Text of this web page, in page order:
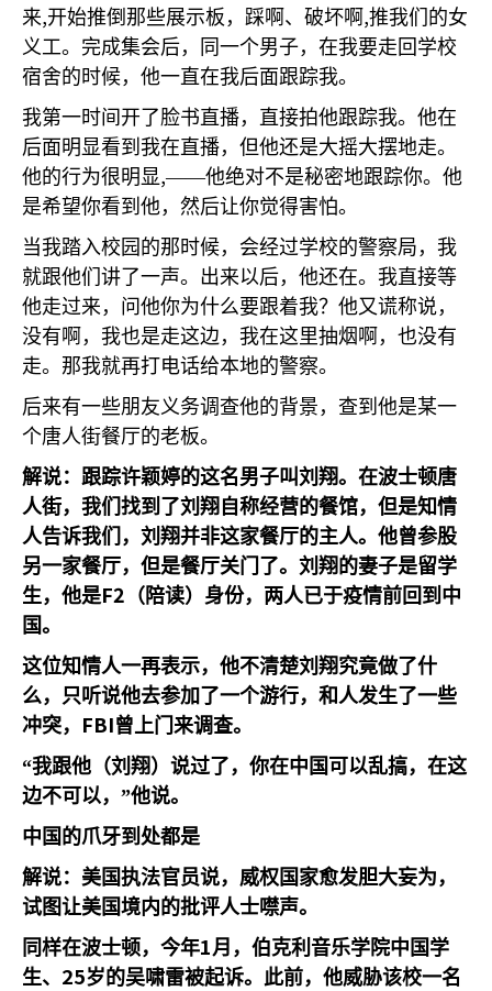
来,开始推倒那些展示板，踩啊、破坏啊 ,推我们的女
义工。完成集会后，同一个男子，在我要走回学校
宿舍的时候，他一直在我后面跟踪我。
我第一时间开了脸书直播，直接拍他跟踪我。他在
后面明显看到我在直播，但他还是大摇大摆地走。
他的行为很明显,——他绝对不是秘密地跟踪你。他
是希望你看到他，然后让你觉得害怕。
当我踏入校园的那时候，会经过学校的警察局，我
就跟他们讲了一声。出来以后，他还在。我直接等
他走过来，问他你为什么要跟着我？他又谎称说，
没有啊，我也是走这边，我在这里抽烟啊，也没有
走。那我就再打电话给本地的警察。
后来有一些朋友义务调查他的背景，查到他是某一
个唐人街餐厅的老板。
解说：跟踪许颖婷的这名男子叫刘翔。在波士顿唐
人街，我们找到了刘翔自称经营的餐馆，但是知情
人告诉我们，刘翔并非这家餐厅的主人。他曾参股
另一家餐厅，但是餐厅关门了。刘翔的妻子是留学
生，他是F2 （陪读）身份，两人已于疫情前回到中
国。
这位知情人一再表示，他不清楚刘翔究竟做了什
么，只听说他去参加了一个游行，和人发生了一些
冲突， FBI曾上门来调查。
“我跟他（刘翔）说过了，你在中国可以乱搞，在这
边不可以，”他说。
中国的爪牙到处都是
解说：美国执法官员说，威权国家愈发胆大妄为，
试图让美国境内的批评人士噤声。
同样在波士顿，今年1月，伯克利音乐学院中国学
生、 25岁的吴啸雷被起诉。此前，他威胁该校一名